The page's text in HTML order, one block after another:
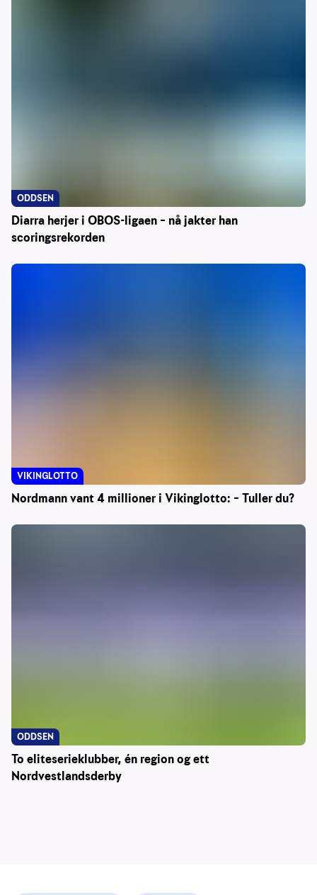
Diarra herjer i OBOS-ligaen – nå jakter han
scoringsrekorden
ODDSEN
Nordmann vant 4 millioner i Vikinglotto: – Tuller du?
VIKINGLOTTO
To eliteserieklubber, én region og ett
Nordvestlandsderby
ODDSEN